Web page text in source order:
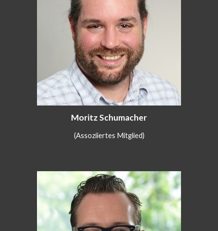
Moritz Schumacher
(Assoziiertes Mitglied)